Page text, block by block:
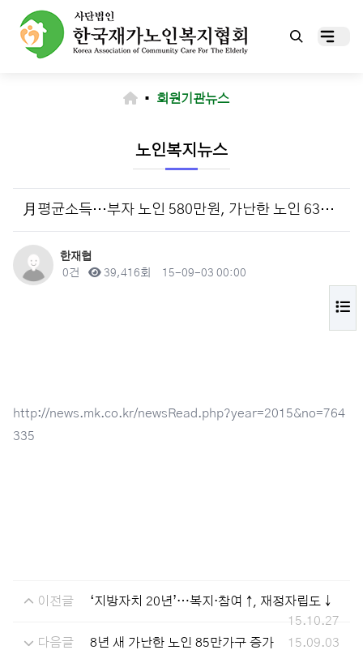
▪ 회원기관뉴스
노인복지뉴스
月평균소득…부자 노인 580만원, 가난한 노인 63만원
작성자
한재협
댓글
0건 조회39,416회 작성일
15-09-03 00:00
http://news.mk.co.kr/newsRead.php?year=2015&no=764
335
이전글
‘지방자치 20년’…복지·참여 ↑, 재정자립도 ↓
15.10.27
다음글
8년 새 가난한 노인 85만가구 증가 15.09.03